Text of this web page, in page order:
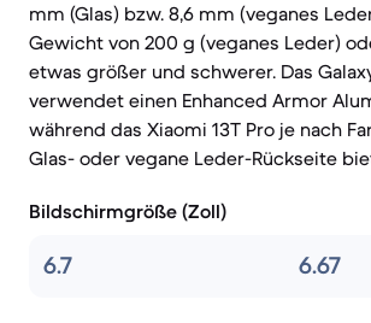
mm (Glas) bzw. 8,6 mm (veganes
Gewicht von 200 g (veganes Leder)
etwas größer und schwerer. Das
verwendet einen Enhanced Armor
während das Xiaomi 13T Pro je nach
Glas- oder vegane Leder-Rückseite
Bildschirmgröße (Zoll)
6.7 6.67